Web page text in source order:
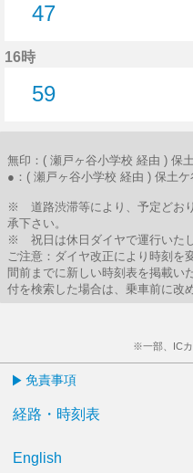
47
16時
59
無印：( 瀬戸ヶ谷小学校 経由 ) 保
●：( 瀬戸ヶ谷小学校 経由 ) 保土ケ
※ 道路渋滞等により、予定どお
承下さい。
※ 祝日は休日ダイヤで運行いたし
ご注意：ダイヤ改正により時刻を
間前までに新しい時刻表を掲載い
付を検索した場合は、乗車前に改
※一部、ICカ
免責事項
経路・時刻表
English